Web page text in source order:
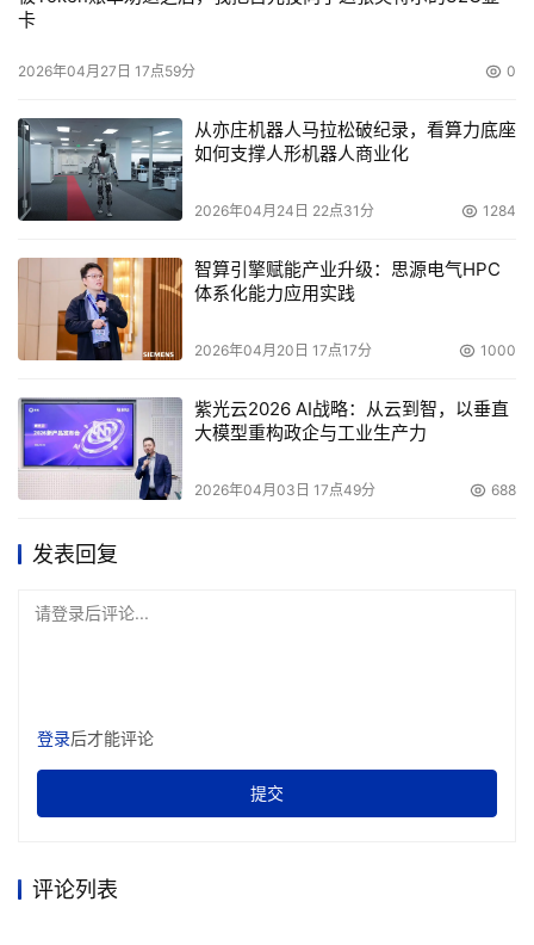
卡
2026年04月27日 17点59分 0
从亦庄机器人马拉松破纪录，看算力底座
如何支撑人形机器人商业化
2026年04月24日 22点31分 1284
智算引擎赋能产业升级：思源电气HPC
体系化能力应用实践
2026年04月20日 17点17分 1000
紫光云2026 AI战略：从云到智，以垂直
大模型重构政企与工业生产力
2026年04月03日 17点49分 688
发表回复
请登录后评论...
登录后才能评论
提交
评论列表